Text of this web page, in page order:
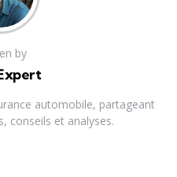
by
automobile, partageant
conseils et analyses.